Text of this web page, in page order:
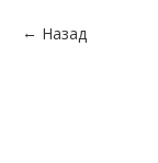
Назад